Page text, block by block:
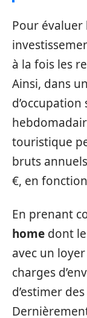
Pour évaluer
à la fois les
Ainsi, dans
touristique
bruts
€, en
En prenant
home dont le
avec un
charges
d’estimer